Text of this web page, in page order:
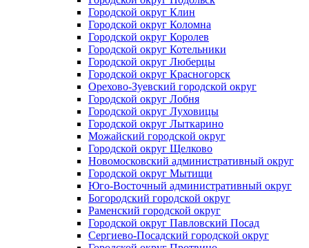
Городской округ Клин
Городской округ Коломна
Городской округ Королев
Городской округ Котельники
Городской округ Люберцы
Городской округ Красногорск
Орехово-Зуевский городской округ
Городской округ Лобня
Городской округ Луховицы
Городской округ Лыткарино
Можайский городской округ
Городской округ Щелково
Новомосковский административный округ
Городской округ Мытищи
Юго-Восточный административный округ
Богородский городской округ
Раменский городской округ
Городской округ Павловский Посад
Сергиево-Посадский городской округ